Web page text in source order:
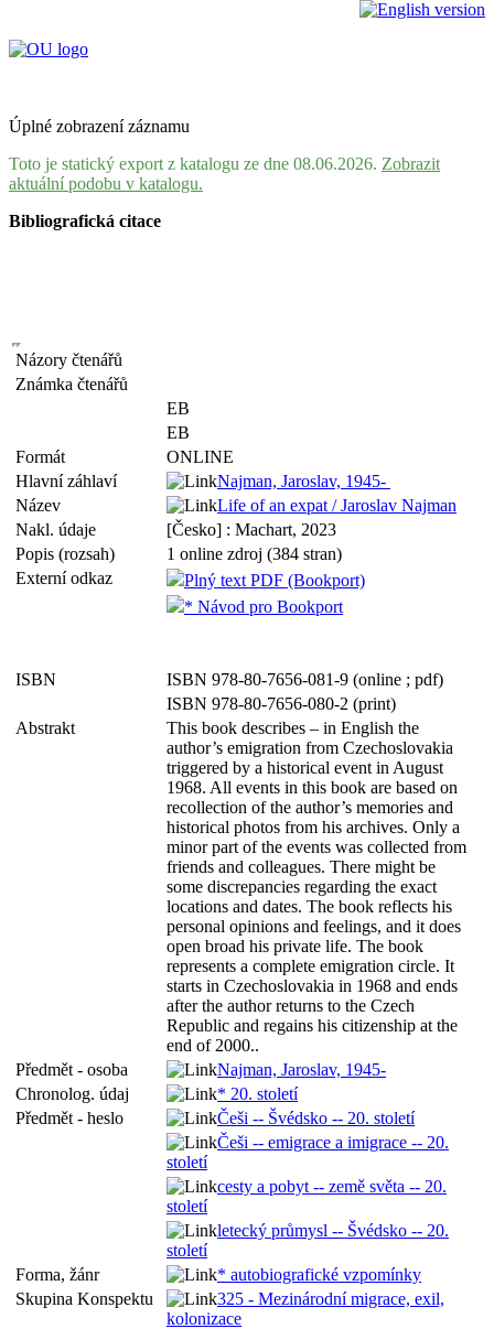
Úplné zobrazení záznamu
Toto je statický export z katalogu ze dne 08.06.2026. Zobrazit
aktuální podobu v katalogu.
Bibliografická citace
Názory čtenářů
Známka čtenářů
EB
EB
Formát
ONLINE
Hlavní záhlaví
Najman, Jaroslav, 1945-
Název
Life of an expat / Jaroslav Najman
Nakl. údaje
[Česko] : Machart, 2023
Popis (rozsah)
1 online zdroj (384 stran)
Externí odkaz
Plný text PDF (Bookport)
* Návod pro Bookport
ISBN
ISBN 978-80-7656-081-9 (online ; pdf)
ISBN 978-80-7656-080-2 (print)
Abstrakt
This book describes – in English the
author’s emigration from Czechoslovakia
triggered by a historical event in August
1968. All events in this book are based on
recollection of the author’s memories and
historical photos from his archives. Only a
minor part of the events was collected from
friends and colleagues. There might be
some discrepancies regarding the exact
locations and dates. The book reflects his
personal opinions and feelings, and it does
open broad his private life. The book
represents a complete emigration circle. It
starts in Czechoslovakia in 1968 and ends
after the author returns to the Czech
Republic and regains his citizenship at the
end of 2000..
Předmět - osoba
Najman, Jaroslav, 1945-
Chronolog. údaj
* 20. století
Předmět - heslo
Češi -- Švédsko -- 20. století
Češi -- emigrace a imigrace -- 20.
století
cesty a pobyt -- země světa -- 20.
století
letecký průmysl -- Švédsko -- 20.
století
Forma, žánr
* autobiografické vzpomínky
Skupina Konspektu
325 - Mezinárodní migrace, exil,
kolonizace